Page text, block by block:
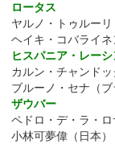
ロータス
ヤルノ・トゥルーリ
ヘイキ・コバライネ
ヒスパニア・レー
カルン・チャンドッ
ブルーノ・セナ（ブ
ザウバー
ペドロ・デ・ラ・ロ
小林可夢偉（日本）